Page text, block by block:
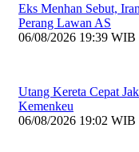
Eks Menhan Sebut,
Perang Lawan AS
06/08/2026 19:39 WIB
Utang Kereta Cepat
Kemenkeu
06/08/2026 19:02 WIB